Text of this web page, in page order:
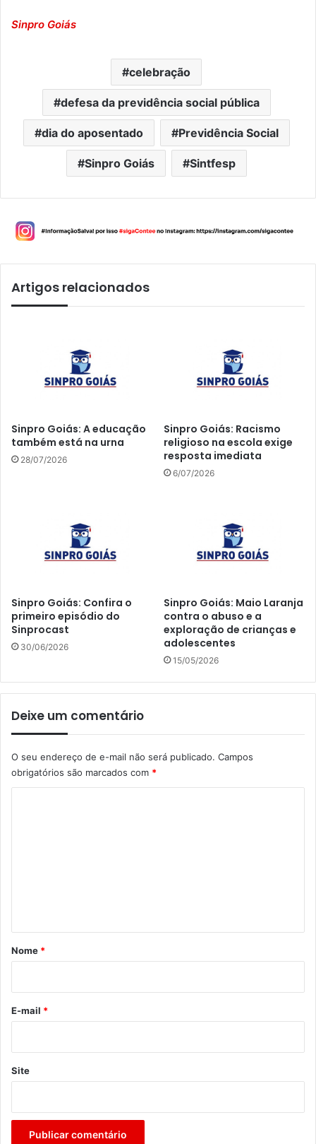
Sinpro Goiás
celebração
defesa da previdência social pública
dia do aposentado Previdência Social
Sinpro Goiás Sintfesp
Artigos relacionados
Sinpro Goiás: A educação
também está na urna
28/07/2026
Sinpro Goiás: Racismo
religioso na escola exige
resposta imediata
6/07/2026
Sinpro Goiás: Confira o
primeiro episódio do
Sinprocast
30/06/2026
Sinpro Goiás: Maio Laranja
contra o abuso e a
exploração de crianças e
adolescentes
15/05/2026
Deixe um comentário
O seu endereço de e-mail não será publicado. Campos
obrigatórios são marcados com *
r
*
Nome *
E-mail *
Site